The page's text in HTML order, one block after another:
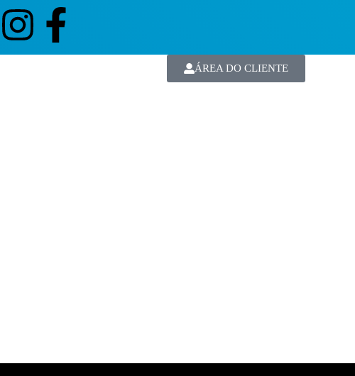
ÁREA DO CLIENTE